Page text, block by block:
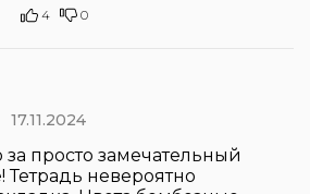
4 0
17.11.2024
просто замечательный
Тетрадь невероятно